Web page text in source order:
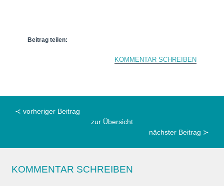
Beitrag teilen:
KOMMENTAR SCHREIBEN
≺ vorheriger Beitrag
zur Übersicht
nächster Beitrag ≻
KOMMENTAR SCHREIBEN